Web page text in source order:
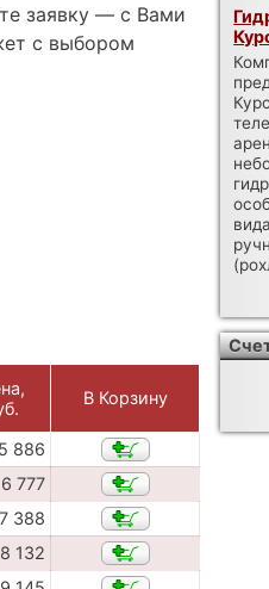
заявку — с Вами
с выбором
В Корзину
5 886
6 777
7 388
8 132